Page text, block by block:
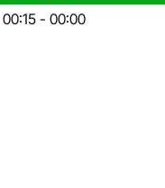
00:15 - 00:00